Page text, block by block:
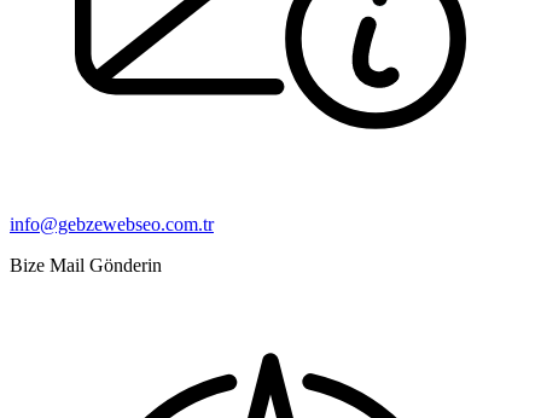
info@gebzewebseo.com.tr
Bize Mail Gönderin